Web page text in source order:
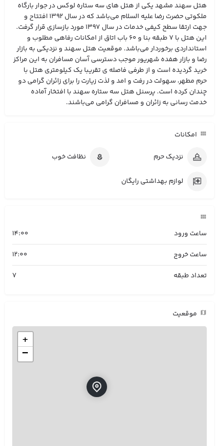
هتل سهند مشهد یکی از هتل های سه ستاره لوکس در جوار بارگاه
ملکوتی حضرت رضا علیه السلام می‌باشد که در سال 1392 افتتاح و
جهت ارتقا سطح کیفی خدمات در سال 1397 مورد بازسازی قرار گرفت.
این هتل با 7 طبقه بنا و 60 باب اتاق از امکانات رفاهی مطلوب و
استانداردی برخوردار می‌باشد. موقعیت هتل سهند و نزدیکی به بازار
رضا و بازار هفده شهریور موجب دسترسی آسان مسافران به این مراکز
خرید گردیده است و از طرفی فاصله ی تقریبا یک کیلومتری هتل با
حرم مطهر، سهولت در رفت و امد و لذت زیارت را برای زائران گرامی دو
چندان کرده است. پرسنل هتل سه ستاره سهند با افتخار آماده
خدمت رسانی به زائران و مسافران گرامی می‌باشند.
امکانات
نزدیک حرم نظافت خوب
لوازم بهداشتی رایگان
ساعت ورود
14:00
ساعت خروج
12:00
تعداد طبقه
7
موقعیت
+
−